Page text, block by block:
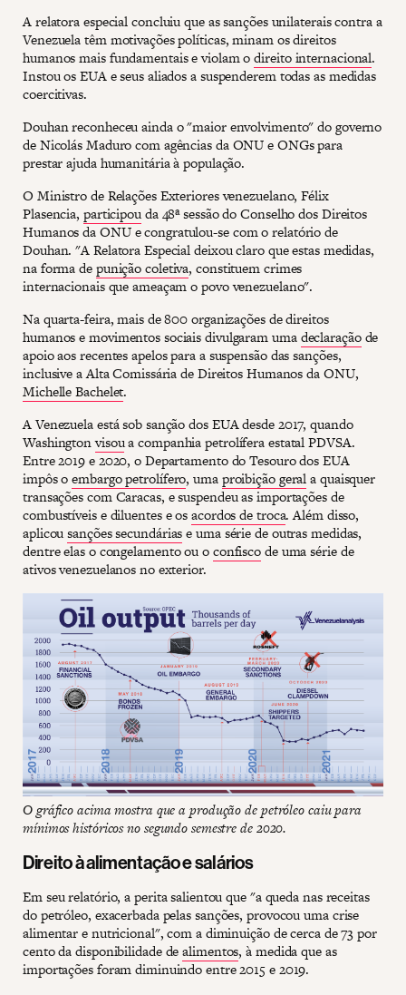
A relatora especial concluiu que as sanções unilaterais contra a
Venezuela têm motivações políticas, minam os direitos
humanos mais fundamentais e violam odireito internacional.
Instou os EUA e seus aliados a suspenderem todas as medidas
coercitivas.
Douhan reconheceu ainda o "maior envolvimento" do governo
de Nicolás Maduro com agências da ONU e ONGs para
prestar ajuda humanitária à população.
O Ministro de Relações Exteriores venezuelano, Félix
Plasencia, participouda 48ª sessão do Conselho dos Direitos
Humanos da ONU e congratulou-se com o relatório de
Douhan. "A Relatora Especial deixou claro que estas medidas,
na forma depunição coletiva, constituem crimes
internacionais que ameaçam o povo venezuelano".
Na quarta-feira, mais de 800 organizações de direitos
humanos e movimentos sociais divulgaram umadeclaraçãode
apoio aos recentes apelos para a suspensão das sanções,
inclusive a Alta Comissária de Direitos Humanos da ONU,
Michelle Bachelet.
A Venezuela está sob sanção dos EUA desde 2017, quando
Washingtonvisoua companhia petrolífera estatal PDVSA.
Entre 2019 e 2020, o Departamento do Tesouro dos EUA
impôs oembargo petrolífero, umaproibição gerala quaisquer
transações com Caracas, e suspendeu as importações de
combustíveis e diluentes e osacordos de troca. Além disso,
aplicousanções secundáriase uma série de outras medidas,
dentre elas o congelamento ou oconfiscode uma série de
ativos venezuelanos no exterior.
O gráfico acima mostra que a produção de petróleo caiu para
mínimos históricos no segundo semestre de 2020.
Direito à alimentação e salários
Em seu relatório, a perita salientou que "a queda nas receitas
do petróleo, exacerbada pelas sanções, provocou uma crise
alimentar e nutricional", com a diminuição de cerca de 73 por
cento da disponibilidade dealimentos, à medida que as
importações foram diminuindo entre 2015 e 2019.